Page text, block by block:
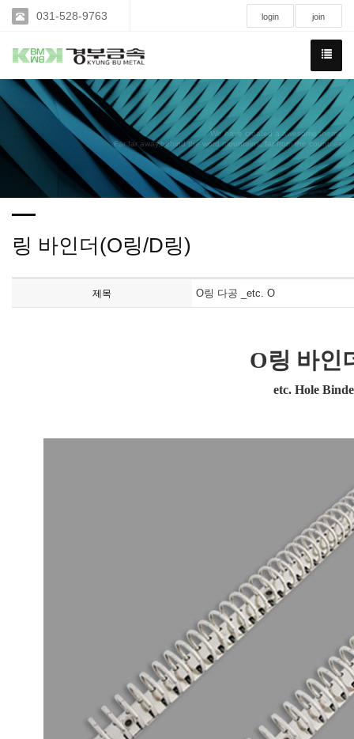
031-528-9763 login join
We have created a awesome theme
Far far away,behind the word mountains, far from the countries
링 바인더(O링/D링)
제목 O링 다공 _etc. O
O링 바인
etc. Hole